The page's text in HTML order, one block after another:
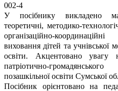
002-4
У посібнику викладено
теоретичні, методико-
організаційно-
виховання дітей та учнівської
освіти. Акцентовано увагу
патріотично-
позашкільної освіти Сумської
Посібник орієнтовано на